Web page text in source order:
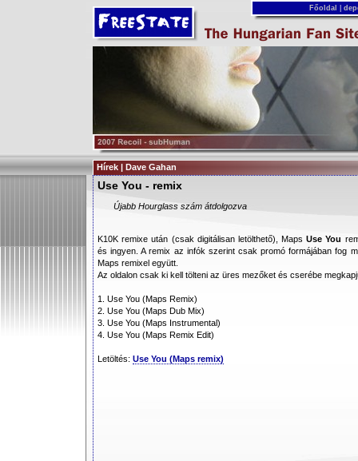
Főoldal
Hírek | Dave Gahan
Use You - remix
Újabb Hourglass szám átdolgozva
K10K remixe után (csak digitálisan letölthető), MapsUse You
és ingyen. A remix az infók szerint csak promó formájában fog
Maps remixel együtt.
Az oldalon csak ki kell tölteni az üres mezőket és cserébe
1. Use You (Maps Remix)
2. Use You (Maps Dub Mix)
3. Use You (Maps Instrumental)
4. Use You (Maps Remix Edit)
Letöltés: Use You (Maps remix)